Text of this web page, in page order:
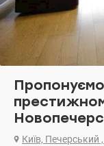
Київ,